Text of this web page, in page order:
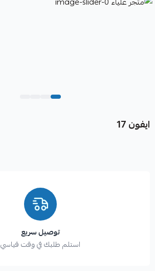
ايفون 17
توصيل سريع
استلم طلبك في وقت قياسي